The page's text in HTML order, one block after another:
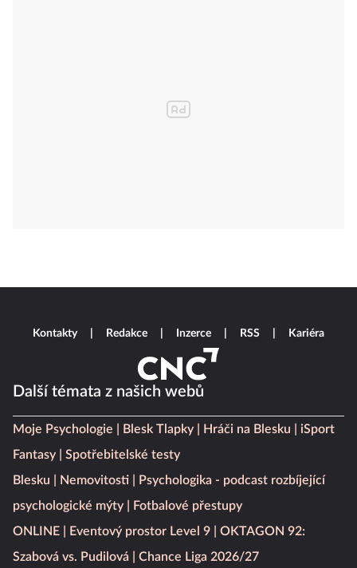
Další témata z našich webů
Moje Psychologie Blesk Tlapky Hráči na Blesku
iSport
Fantasy
Spotřebitelské testy
Blesku
Nemovitosti
Psychologika - podcast rozbíjející
psychologické mýty
Fotbalové přestupy
ONLINE
Eventový prostor Level 9
OKTAGON 92:
Szabová vs. Pudilová
Chance Liga 2026/27
Kontakty Redakce Inzerce RSS Kariéra